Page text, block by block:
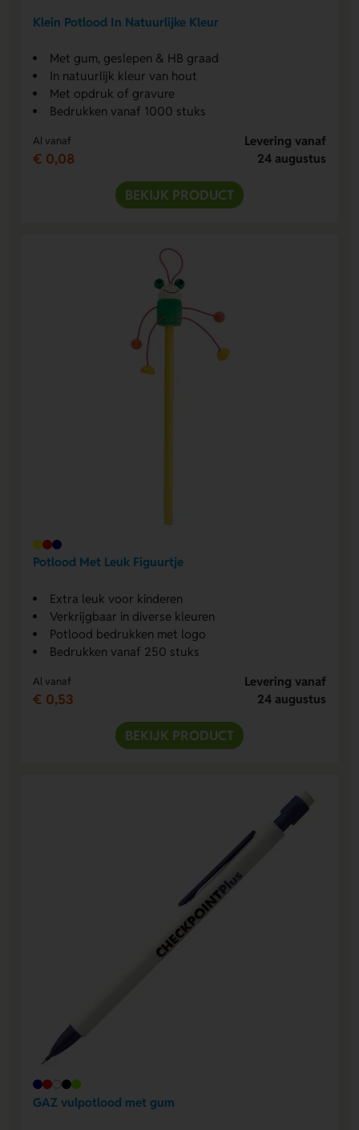
Klein Potlood In Natuurlijke Kleur
Met gum, geslepen & HB graad
In natuurlijk kleur van hout
Met opdruk of gravure
Bedrukken vanaf 1000 stuks
Al vanaf
€ 0,08
Levering vanaf
24 augustus
BEKIJK PRODUCT
Potlood Met Leuk Figuurtje
Extra leuk voor kinderen
Verkrijgbaar in diverse kleuren
Potlood bedrukken met logo
Bedrukken vanaf 250 stuks
Al vanaf
€ 0,53
Levering vanaf
24 augustus
BEKIJK PRODUCT
GAZ vulpotlood met gum